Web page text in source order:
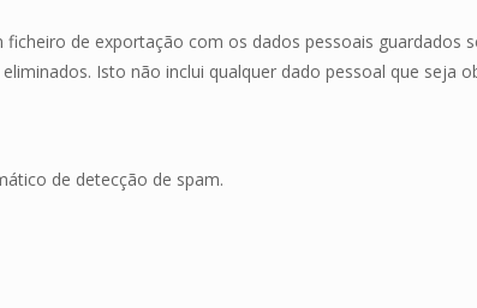
de exportação com os dados pessoais guardados
Isto não inclui qualquer dado pessoal que seja
de detecção de spam.